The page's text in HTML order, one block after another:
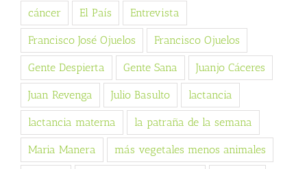
cáncer El País Entrevista
Francisco José Ojuelos Francisco Ojuelos
Gente Despierta Gente Sana Juanjo Cáceres
Juan Revenga Julio Basulto lactancia
lactancia materna la patraña de la semana
Maria Manera más vegetales menos animales